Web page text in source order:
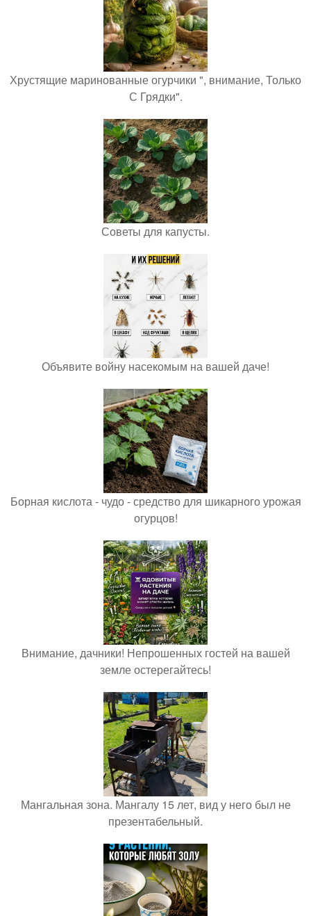
Хрустящие маринованные огурчики ", внимание, Только
С Грядки".
Советы для капусты.
Объявите войну насекомым на вашей даче!
Борная кислота - чудо - средство для шикарного урожая
огурцов!
Внимание, дачники! Непрошенных гостей на вашей
земле остерегайтесь!
Мангальная зона. Мангалу 15 лет, вид у него был не
презентабельный.